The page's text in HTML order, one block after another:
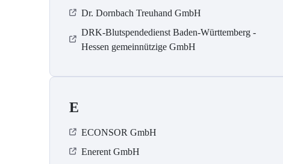
Dr. Dornbach Treuhand GmbH
DRK-Blutspendedienst Baden-Württemberg -
Hessen gemeinnützige GmbH
E
ECONSOR GmbH
Enerent GmbH